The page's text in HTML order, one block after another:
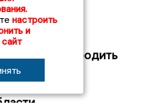
освободить
Гилмана,
стражей в
настроить
и